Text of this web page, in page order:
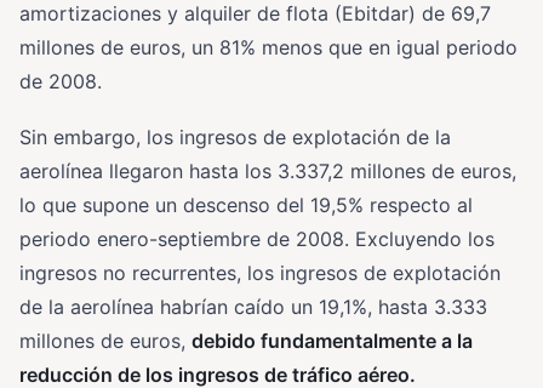
amortizaciones y alquiler de flota (Ebitdar) de 69,7
millones de euros, un 81% menos que en igual periodo
de 2008.
Sin embargo, los ingresos de explotación de la
aerolínea llegaron hasta los 3.337,2 millones de euros,
lo que supone un descenso del 19,5% respecto al
periodo enero-septiembre de 2008. Excluyendo los
ingresos no recurrentes, los ingresos de explotación
de la aerolínea habrían caído un 19,1%, hasta 3.333
millones de euros, debido fundamentalmente a la
reducción de los ingresos de tráfico aéreo.